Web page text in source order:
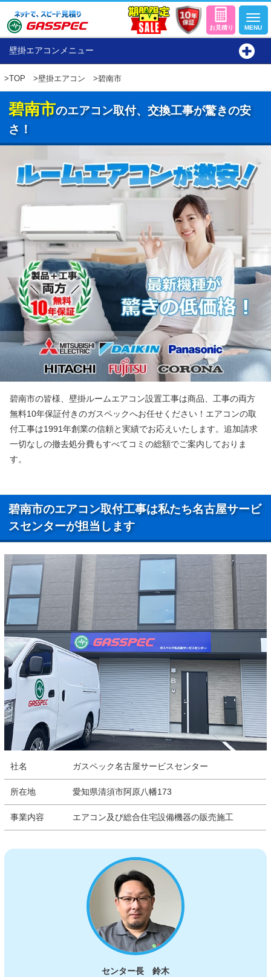
壁掛エアコンメニュー
>TOP >壁掛エアコン >碧南市
碧南市のエアコン取付、交換工事が驚きの安
さ！
碧南市の皆様、壁掛ルームエアコン設置工事は商品、工事の両方
無料10年保証付きのガスペックへお任せください！エアコンの取
付工事は1991年創業の信頼と実績でお応えいたします。追加請求
一切なしの撤去処分費もすべてコミの総額でご案内しておりま
す。
碧南市のエアコン取付工事は私たち名古屋サービ
スセンターが担当します
社名 ガスペック名古屋サービスセンター
所在地 愛知県清須市阿原八幡173
事業内容 エアコン及び総合住宅設備機器の販売施工
センター長 鈴木